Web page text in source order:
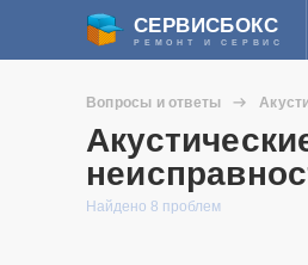
СЕРВИСБОКС
РЕМОНТ И СЕРВИС
Вопросы и ответы
Найдено 8 проблем